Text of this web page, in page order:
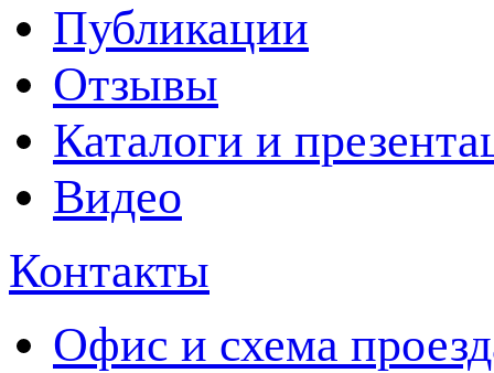
Публикации
Отзывы
Каталоги и
Видео
Контакты
Офис и схема